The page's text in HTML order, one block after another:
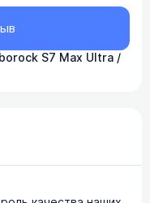
S7 Max Ultra /